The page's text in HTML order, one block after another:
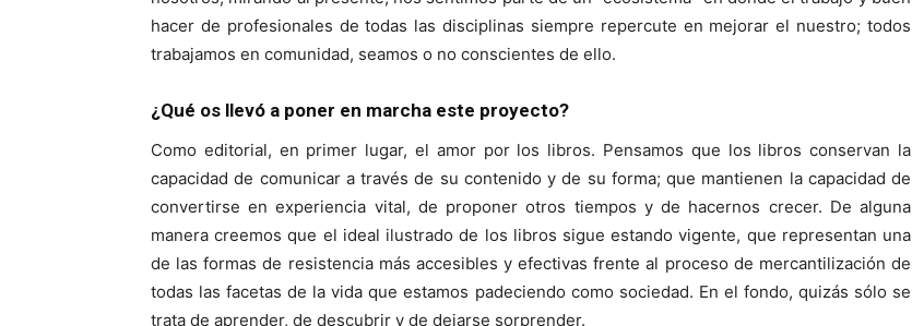
hacer de profesionales de todas las disciplinas siempre repercute en mejorar el nuestro; todos
trabajamos en comunidad, seamos o no conscientes de ello.
¿Qué os llevó a poner en marcha este proyecto?
Como editorial, en primer lugar, el amor por los libros. Pensamos que los libros conservan la
capacidad de comunicar a través de su contenido y de su forma; que mantienen la capacidad de
convertirse en experiencia vital, de proponer otros tiempos y de hacernos crecer. De alguna
manera creemos que el ideal ilustrado de los libros sigue estando vigente, que representan una
de las formas de resistencia más accesibles y efectivas frente al proceso de mercantilización de
todas las facetas de la vida que estamos padeciendo como sociedad. En el fondo, quizás sólo se
trata de aprender, de descubrir y de dejarse sorprender.